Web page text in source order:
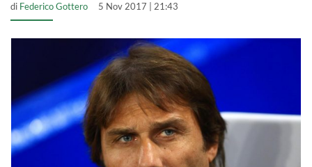
di Federico Gottero 5 Nov 2017 | 21:43